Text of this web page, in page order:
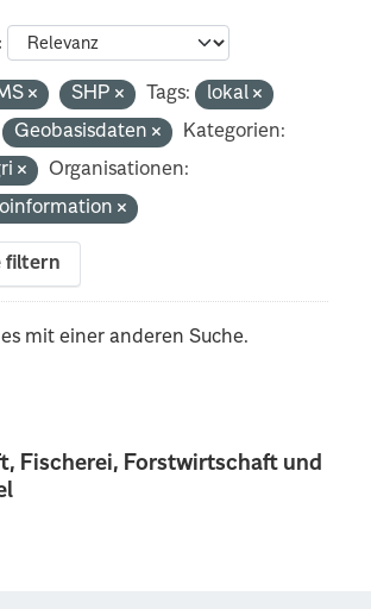
Fischerei, Forstwirtschaft und
SHP Tags:
lokal
Geobasisdaten
Kategorien:
Organisationen:
filtern
mit einer anderen Suche.